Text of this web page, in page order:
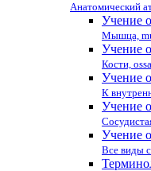
Анатомический
Учение
Мышца,
Учение
Кости,
Учение
К
Учение
Учение
Все виды